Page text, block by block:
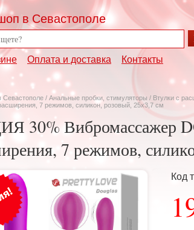
в Севастополе
Оплата и доставка Контакты
Севастополе / Анальные пробки, стимуляторы / Втулки с
7 режимов, силикон, розовый, 25х3,7 см
30% Вибромассажер
7 режимов,
Код